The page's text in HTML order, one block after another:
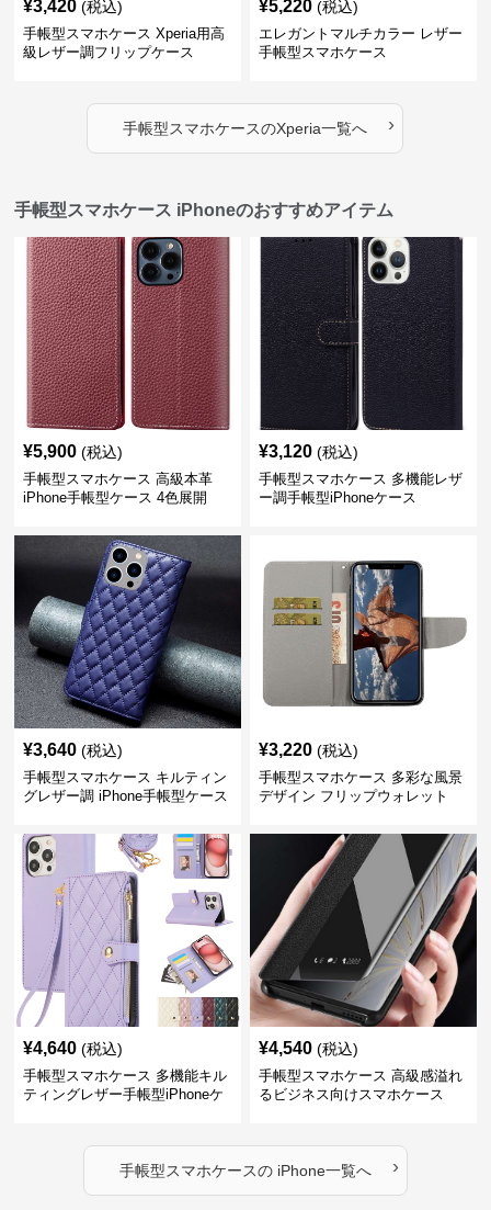
¥3,420 (税込)
手帳型スマホケース Xperia用高
級レザー調フリップケース
¥5,220 (税込)
エレガントマルチカラー レザー
手帳型スマホケース
手帳型スマホケースのXperia一覧へ ›
手帳型スマホケース iPhoneのおすすめアイテム
¥5,900 (税込)
手帳型スマホケース 高級本革
iPhone手帳型ケース 4色展開
¥3,120 (税込)
手帳型スマホケース 多機能レザ
ー調手帳型iPhoneケース
¥3,640 (税込)
手帳型スマホケース キルティン
グレザー調 iPhone手帳型ケース
¥3,220 (税込)
手帳型スマホケース 多彩な風景
デザイン フリップウォレット
¥4,640 (税込)
手帳型スマホケース 多機能キル
ティングレザー手帳型iPhoneケ
¥4,540 (税込)
手帳型スマホケース 高級感溢れ
るビジネス向けスマホケース
手帳型スマホケースのiPhone一覧へ ›